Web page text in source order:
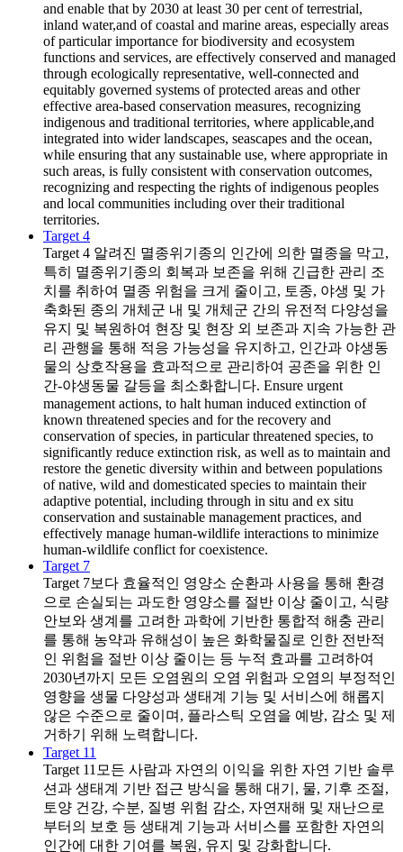
and enable that by 2030 at least 30 per cent of terrestrial,
inland water,and of coastal and marine areas, especially areas
of particular importance for biodiversity and ecosystem
functions and services, are effectively conserved and managed
through ecologically representative, well-connected and
equitably governed systems of protected areas and other
effective area-based conservation measures, recognizing
indigenous and traditional territories, where applicable,and
integrated into wider landscapes, seascapes and the ocean,
while ensuring that any sustainable use, where appropriate in
such areas, is fully consistent with conservation outcomes,
recognizing and respecting the rights of indigenous peoples
and local communities including over their traditional
territories.
Target 4
Target 4 알려진 멸종위기종의 인간에 의한 멸종을 막고,
특히 멸종위기종의 회복과 보존을 위해 긴급한 관리 조
치를 취하여 멸종 위험을 크게 줄이고, 토종, 야생 및 가
축화된 종의 개체군 내 및 개체군 간의 유전적 다양성을
유지 및 복원하여 현장 및 현장 외 보존과 지속 가능한 관
리 관행을 통해 적응 가능성을 유지하고, 인간과 야생동
물의 상호작용을 효과적으로 관리하여 공존을 위한 인
간-야생동물 갈등을 최소화합니다. Ensure urgent
management actions, to halt human induced extinction of
known threatened species and for the recovery and
conservation of species, in particular threatened species, to
significantly reduce extinction risk, as well as to maintain and
restore the genetic diversity within and between populations
of native, wild and domesticated species to maintain their
adaptive potential, including through in situ and ex situ
conservation and sustainable management practices, and
effectively manage human-wildlife interactions to minimize
human-wildlife conflict for coexistence.
Target 7
Target 7보다 효율적인 영양소 순환과 사용을 통해 환경
으로 손실되는 과도한 영양소를 절반 이상 줄이고, 식량
안보와 생계를 고려한 과학에 기반한 통합적 해충 관리
를 통해 농약과 유해성이 높은 화학물질로 인한 전반적
인 위험을 절반 이상 줄이는 등 누적 효과를 고려하여
2030년까지 모든 오염원의 오염 위험과 오염의 부정적인
영향을 생물 다양성과 생태계 기능 및 서비스에 해롭지
않은 수준으로 줄이며, 플라스틱 오염을 예방, 감소 및 제
거하기 위해 노력합니다.
Target 11
Target 11 모든 사람과 자연의 이익을 위한 자연 기반 솔루
션과 생태계 기반 접근 방식을 통해 대기, 물, 기후 조절,
토양 건강, 수분, 질병 위험 감소, 자연재해 및 재난으로
부터의 보호 등 생태계 기능과 서비스를 포함한 자연의
인간에 대한 기여를 복원, 유지 및 강화합니다.